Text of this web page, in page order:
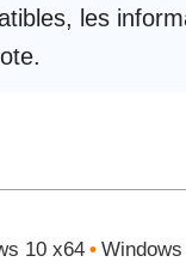
les
10 x64•